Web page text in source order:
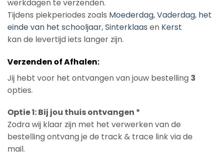
werkdagen te verzenden.
Tijdens piekperiodes zoals Moederdag,Vaderdag, het
einde van het schooljaar,Sinterklaas en Kerst
kan de levertijd iets langer zijn.
Verzenden of Afhalen:
Jij hebt voor het ontvangen van jouw bestelling 3
opties.
Optie 1: Bij jou thuis ontvangen *
Zodra wij klaar zijn met het verwerken van de
bestelling ontvang je de track & trace link via de
mail.